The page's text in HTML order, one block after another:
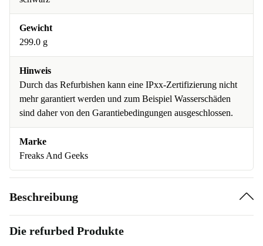
Gewicht
299.0 g
Hinweis
Durch das Refurbishen kann eine IPxx-Zertifizierung nicht
mehr garantiert werden und zum Beispiel Wasserschäden
sind daher von den Garantiebedingungen ausgeschlossen.
Marke
Freaks And Geeks
Beschreibung
Die refurbed Produkte